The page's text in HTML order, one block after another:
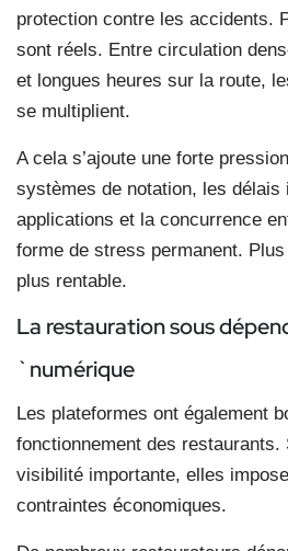
protection contre les accidents.
sont réels. Entre circulation
et longues heures sur la route,
se multiplient.
A cela s’ajoute une forte
systèmes de notation, les délais
applications et la concurrence
forme de stress permanent.
plus rentable.
La restauration sous
`numérique
Les plateformes ont également
fonctionnement des restaurants.
visibilité importante, elles
contraintes économiques.